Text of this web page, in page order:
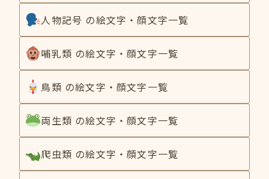
人物記号 の絵文字・顔文字一覧
哺乳類 の絵文字・顔文字一覧
鳥類 の絵文字・顔文字一覧
両生類 の絵文字・顔文字一覧
爬虫類 の絵文字・顔文字一覧